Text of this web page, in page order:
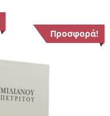
Προσφορά!